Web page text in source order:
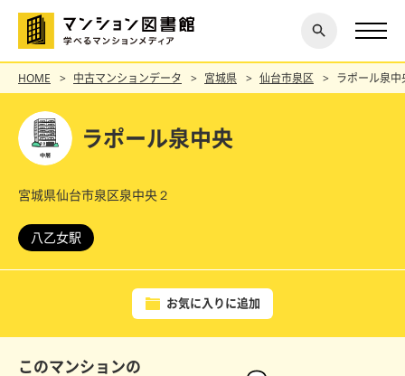
探す
閉じ
る
HOME 中古マンションデータ 宮城県 仙台市泉区 ラポール泉中
ラポール泉中央
宮城県仙台市泉区泉中央２
八乙女駅
お気に入りに追加
このマンションの